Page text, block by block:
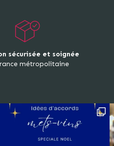
sécurisée et soignée
métropolitaine